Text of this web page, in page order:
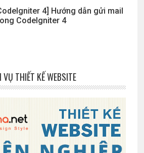
4] Hướng dẫn gửi mail
CodeIgniter 4
VỤ THIẾT KẾ WEBSITE